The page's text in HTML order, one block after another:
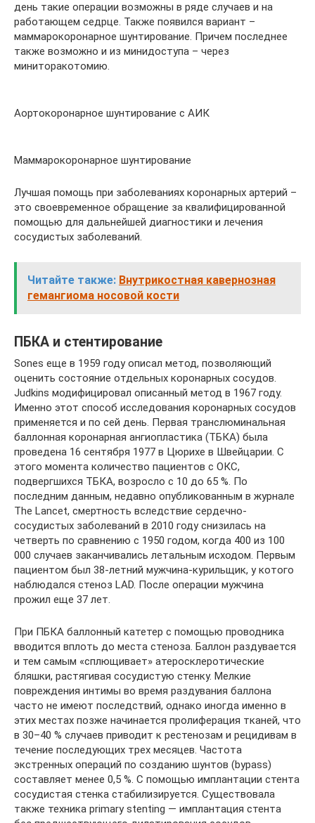
день такие операции возможны в ряде случаев и на
работающем седрце. Также появился вариант –
маммарокоронарное шунтирование. Причем последнее
также возможно и из минидоступа – через
миниторакотомию.
Аортокоронарное шунтирование с АИК
Маммарокоронарное шунтирование
Лучшая помощь при заболеваниях коронарных артерий –
это своевременное обращение за квалифицированной
помощью для дальнейшей диагностики и лечения
сосудистых заболеваний.
Читайте также: Внутрикостная кавернозная
гемангиома носовой кости
ПБКА и стентирование
Sones еще в 1959 году описал метод, позволяющий
оценить состояние отдельных коронарных сосудов.
Judkins модифицировал описанный метод в 1967 году.
Именно этот способ исследования коронарных сосудов
применяется и по сей день. Первая транслюминальная
баллонная коронарная ангиопластика (ТБКА) была
проведена 16 сентября 1977 в Цюрихе в Швейцарии. С
этого момента количество пациентов с ОКС,
подвергшихся ТБКА, возросло с 10 до 65 %. По
последним данным, недавно опубликованным в журнале
The Lancet, смертность вследствие сердечно-
сосудистых заболеваний в 2010 году снизилась на
четверть по сравнению с 1950 годом, когда 400 из 100
000 случаев заканчивались летальным исходом. Первым
пациентом был 38-летний мужчина-курильщик, у котого
наблюдался стеноз LAD. После операции мужчина
прожил еще 37 лет.
При ПБКА баллонный катетер с помощью проводника
вводится вплоть до места стеноза. Баллон раздувается
и тем самым «сплющивает» атеросклеротические
бляшки, растягивая сосудистую стенку. Мелкие
повреждения интимы во время раздувания баллона
часто не имеют последствий, однако иногда именно в
этих местах позже начинается пролиферация тканей, что
в 30–40 % случаев приводит к рестенозам и рецидивам в
течение последующих трех месяцев. Частота
экстренных операций по созданию шунтов (bypass)
составляет менее 0,5 %. С помощью имплантации стента
сосудистая стенка стабилизируется. Существовала
также техника primary stenting — имплантация стента